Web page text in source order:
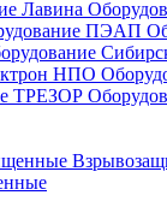
Лавина
ПЭАП
НПО
ТРЕЗОР